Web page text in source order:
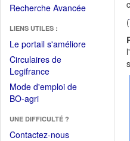
Recherche Avancée
LIENS UTILES :
Le portail s'améliore(Fichier
Circulaires de
Legifrance(Ouvrir
dans
une
fenêtre)
Mode d'emploi de
BO-agri(Ouvrir
une
nouvelle
UNE DIFFICULTÉ ?
Contactez-nous
(